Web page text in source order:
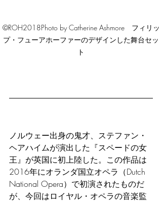
©ROH2018Photo by Catherine Ashmore　フィリッ
プ・フューアホーファーのデザインした舞台セッ
ト
ノルウェー出身の鬼才、ステファン・
ヘアハイムが演出した『スペードの女
王』が英国に初上陸した。この作品は
2016年にオランダ国立オペラ（Dutch
National Opera）で初演されたものだ
が、今回はロイヤル・オペラの音楽監